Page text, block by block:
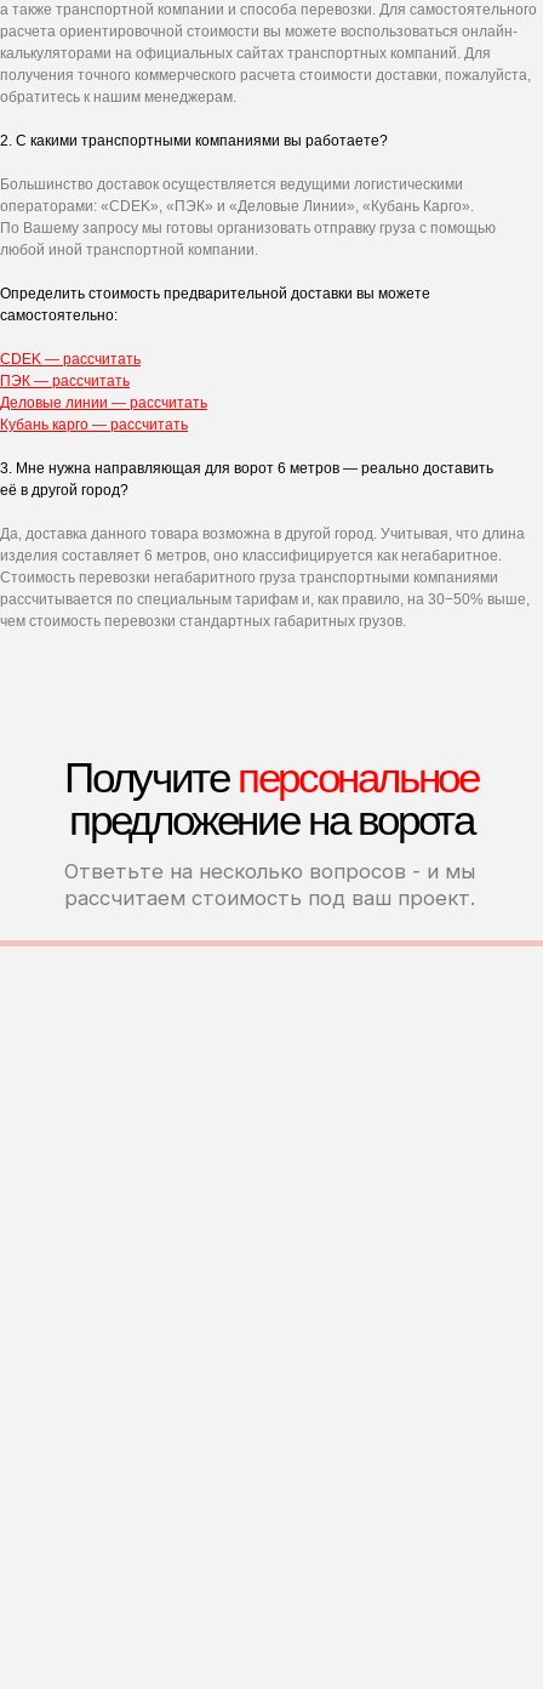
а также транспортной компании и способа перевозки. Для самостоятельного
расчета ориентировочной стоимости вы можете воспользоваться онлайн-
калькуляторами на официальных сайтах транспортных компаний. Для
получения точного коммерческого расчета стоимости доставки, пожалуйста,
обратитесь к нашим менеджерам.
2. С какими транспортными компаниями вы работаете?
Большинство доставок осуществляется ведущими логистическими
операторами: «CDEK», «ПЭК» и «Деловые Линии», «Кубань Карго».
По Вашему запросу мы готовы организовать отправку груза с помощью
любой иной транспортной компании.
Определить стоимость предварительной доставки вы можете
самостоятельно:
CDEK — рассчитать
ПЭК — рассчитать
Деловые линии — рассчитать
Кубань карго — рассчитать
3. Мне нужна направляющая для ворот 6 метров — реально доставить
её в другой город?
Да, доставка данного товара возможна в другой город. Учитывая, что длина
изделия составляет 6 метров, оно классифицируется как негабаритное.
Стоимость перевозки негабаритного груза транспортными компаниями
рассчитывается по специальным тарифам и, как правило, на 30−50% выше,
чем стоимость перевозки стандартных габаритных грузов.